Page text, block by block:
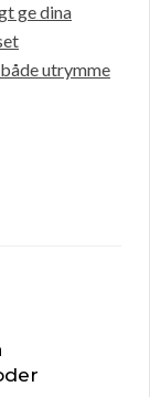
ge dina
utrymme